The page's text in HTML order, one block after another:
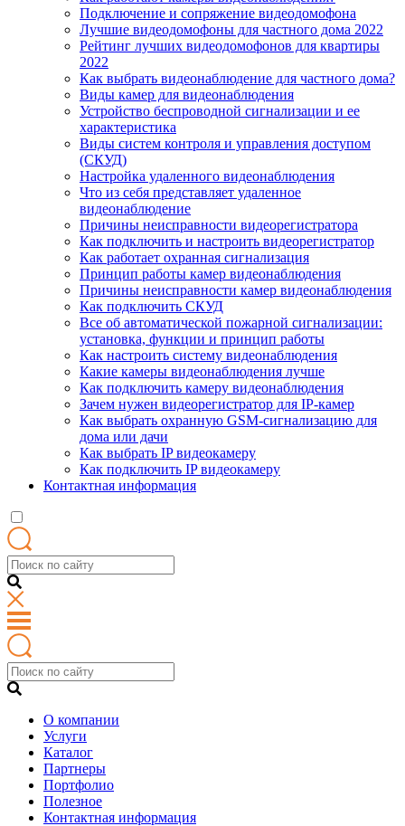
Подключение и сопряжение видеодомофона
Лучшие видеодомофоны для частного дома 2022
Рейтинг лучших видеодомофонов для квартиры
2022
Как выбрать видеонаблюдение для частного дома?
Виды камер для видеонаблюдения
Устройство беспроводной сигнализации и ее
характеристика
Виды систем контроля и управления доступом
(СКУД)
Настройка удаленного видеонаблюдения
Что из себя представляет удаленное
видеонаблюдение
Причины неисправности видеорегистратора
Как подключить и настроить видеорегистратор
Как работает охранная сигнализация
Принцип работы камер видеонаблюдения
Причины неисправности камер видеонаблюдения
Как подключить СКУД
Все об автоматической пожарной сигнализации:
установка, функции и принцип работы
Как настроить систему видеонаблюдения
Какие камеры видеонаблюдения лучше
Как подключить камеру видеонаблюдения
Зачем нужен видеорегистратор для IP-камер
Как выбрать охранную GSM-сигнализацию для
дома или дачи
Как выбрать IP видеокамеру
Как подключить IP видеокамеру
Контактная информация
О компании
Услуги
Каталог
Партнеры
Портфолио
Полезное
Контактная информация